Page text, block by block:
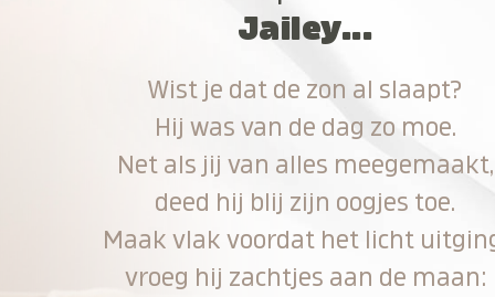
Jailey...
Wist je dat de zon al slaapt?
Hij was van de dag zo moe.
Net als jij van alles meegemaakt,
deed hij blij zijn oogjes toe.
Maak vlak voordat het licht
vroeg hij zachtjes aan de maan: